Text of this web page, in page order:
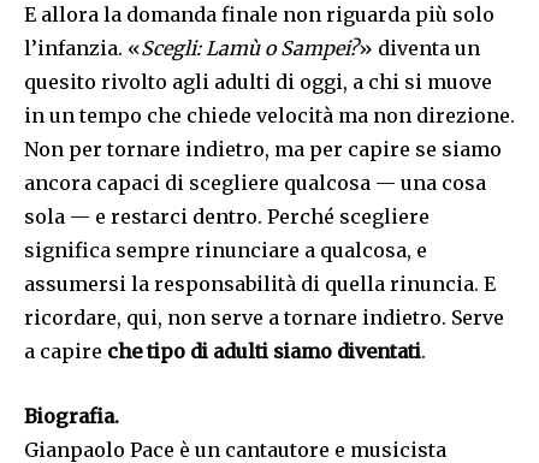
E allora la domanda finale non riguarda più solo
l’infanzia. «Scegli: Lamù o Sampei?» diventa un
quesito rivolto agli adulti di oggi, a chi si muove
in un tempo che chiede velocità ma non direzione.
Non per tornare indietro, ma per capire se siamo
ancora capaci di scegliere qualcosa — una cosa
sola — e restarci dentro. Perché scegliere
significa sempre rinunciare a qualcosa, e
assumersi la responsabilità di quella rinuncia. E
ricordare, qui, non serve a tornare indietro. Serve
a capire che tipo di adulti siamo diventati.
Biografia.
Gianpaolo Pace è un cantautore e musicista